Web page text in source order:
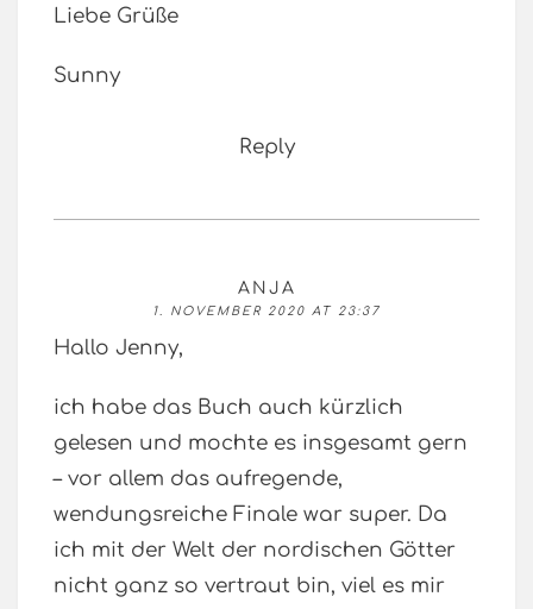
Liebe Grüße
Sunny
Reply
ANJA
1. NOVEMBER 2020 AT 23:37
Hallo Jenny,
ich habe das Buch auch kürzlich
gelesen und mochte es insgesamt gern
– vor allem das aufregende,
wendungsreiche Finale war super. Da
ich mit der Welt der nordischen Götter
nicht ganz so vertraut bin, viel es mir